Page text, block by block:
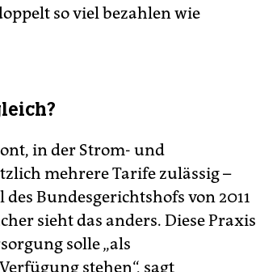
so viel bezahlen wie
in der Strom- und
mehrere Tarife zulässig –
Bundesgerichtshofs von 2011
sieht das anders. Diese Praxis
solle „als
stehen“, sagt